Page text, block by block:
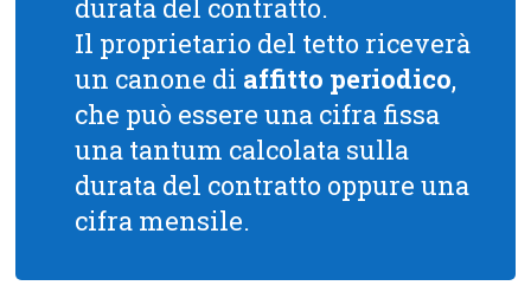
durata del contratto.
Il proprietario del tetto riceverà
un canone di affitto periodico,
che può essere una cifra fissa
una tantum calcolata sulla
durata del contratto oppure una
cifra mensile.